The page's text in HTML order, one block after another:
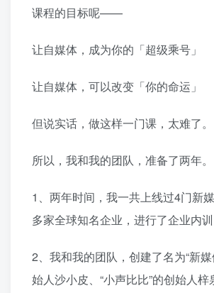
课程的目标呢——
让自媒体，成为你的「超级乘号」
让自媒体，可以改变「你的命运」
但说实话，做这样一门课，太难了。
所以，我和我的团队，准备了两年。
1、两年时间，我一共上线过4门新
多家全球知名企业，进行了企业内训
2、我和我的团队，创建了名为“新
始人沙小皮、“小声比比”的创始人